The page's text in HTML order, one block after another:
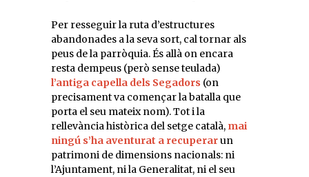
Per resseguir la ruta d’estructures
abandonades a la seva sort, cal tornar als
peus de la parròquia. És allà on encara
resta dempeus (però sense teulada)
l’antiga capella dels Segadors (on
precisament va començar la batalla que
porta el seu mateix nom). Tot i la
rellevància històrica del setge català, mai
ningú s’ha aventurat a recuperarun
patrimoni de dimensions nacionals: ni
l’Ajuntament, ni la Generalitat, ni el seu